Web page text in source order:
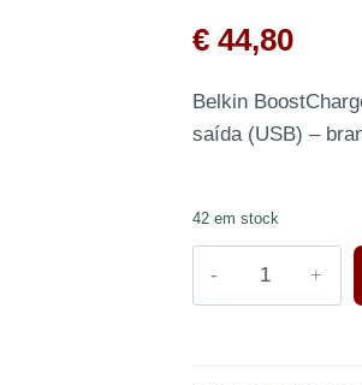
€ 44,80
Belkin
saída (USB) –
42 em stock